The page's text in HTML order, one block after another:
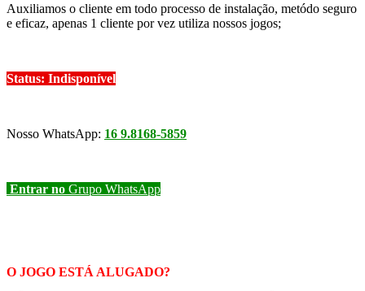
Auxiliamos o cliente em todo processo de instalação, metódo seguro
e eficaz, apenas 1 cliente por vez utiliza nossos jogos;
Status: Indisponível
Nosso WhatsApp: 16 9.8168-5859
Entrar no Grupo WhatsApp
O JOGO ESTÁ ALUGADO?